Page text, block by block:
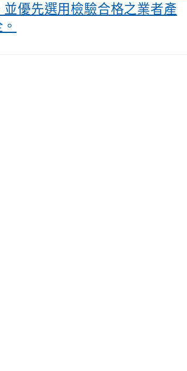
優先選用檢驗合格之業者產